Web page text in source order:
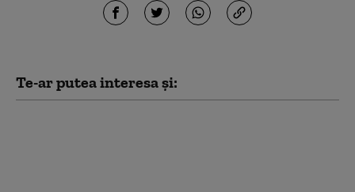
Te-ar putea interesa și: